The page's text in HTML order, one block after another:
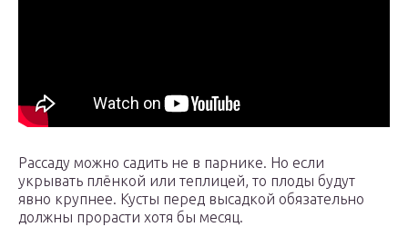
Рассаду можно садить не в парнике. Но если
укрывать плёнкой или теплицей, то плоды будут
явно крупнее. Кусты перед высадкой обязательно
должны прорасти хотя бы месяц.